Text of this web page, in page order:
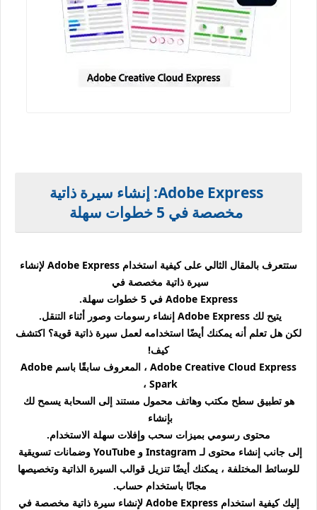
Adobe Express: إنشاء سيرة ذاتية
مخصصة في 5 خطوات سهلة
ستتعرف بالمقال الثالي على كيفية استخدام Adobe Express لإنشاء
سيرة ذاتية مخصصة في
Adobe Express في 5 خطوات سهلة.
يتيح لك Adobe Express إنشاء رسومات وصور أثناء التنقل.
لكن هل تعلم أنه يمكنك أيضًا استخدامه لعمل سيرة ذاتية قوية؟ اكتشف
كيف!
Adobe Creative Cloud Express ، المعروف سابقًا باسم Adobe
Spark ،
هو تطبيق سطح مكتب وهاتف محمول مستند إلى السحابة يسمح لك
بإنشاء
محتوى رسومي بميزات سحب وإفلات سهلة الاستخدام.
إلى جانب إنشاء محتوى لـ Instagram و YouTube وضمانات تسويقية
للوسائط المختلفة ، يمكنك أيضًا تنزيل قوالب السيرة الذاتية وتخصيصها
مجانًا باستخدام حساب.
إليك كيفية استخدام Adobe Express لإنشاء سيرة ذاتية مخصصة في